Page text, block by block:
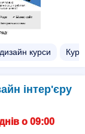
курси
інтер'єру
о 09:00